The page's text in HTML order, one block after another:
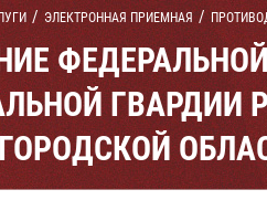
ЭЛЕКТРОННАЯ ПРИЕМНАЯ
ГВАРДИИ